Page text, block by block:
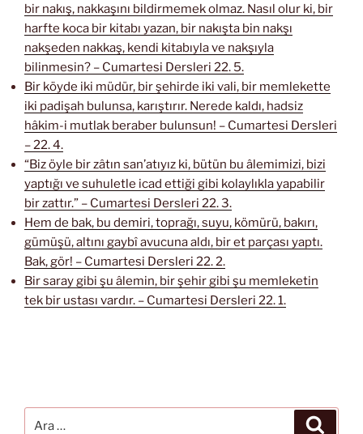
bir nakış, nakkaşını bildirmemek olmaz. Nasıl olur ki, bir
harfte koca bir kitabı yazan, bir nakışta bin nakşı
nakşeden nakkaş, kendi kitabıyla ve nakşıyla
bilinmesin? – Cumartesi Dersleri 22. 5.
Bir köyde iki müdür, bir şehirde iki vali, bir memlekette
iki padişah bulunsa, karıştırır. Nerede kaldı, hadsiz
hâkim-i mutlak beraber bulunsun! – Cumartesi Dersleri
– 22. 4.
“Biz öyle bir zâtın san’atıyız ki, bütün bu âlemimizi, bizi
yaptığı ve suhuletle icad ettiği gibi kolaylıkla yapabilir
bir zattır.” – Cumartesi Dersleri 22. 3.
Hem de bak, bu demiri, toprağı, suyu, kömürü, bakırı,
gümüşü, altını gaybî avucuna aldı, bir et parçası yaptı.
Bak, gör! – Cumartesi Dersleri 22. 2.
Bir saray gibi şu âlemin, bir şehir gibi şu memleketin
tek bir ustası vardır. – Cumartesi Dersleri 22. 1.